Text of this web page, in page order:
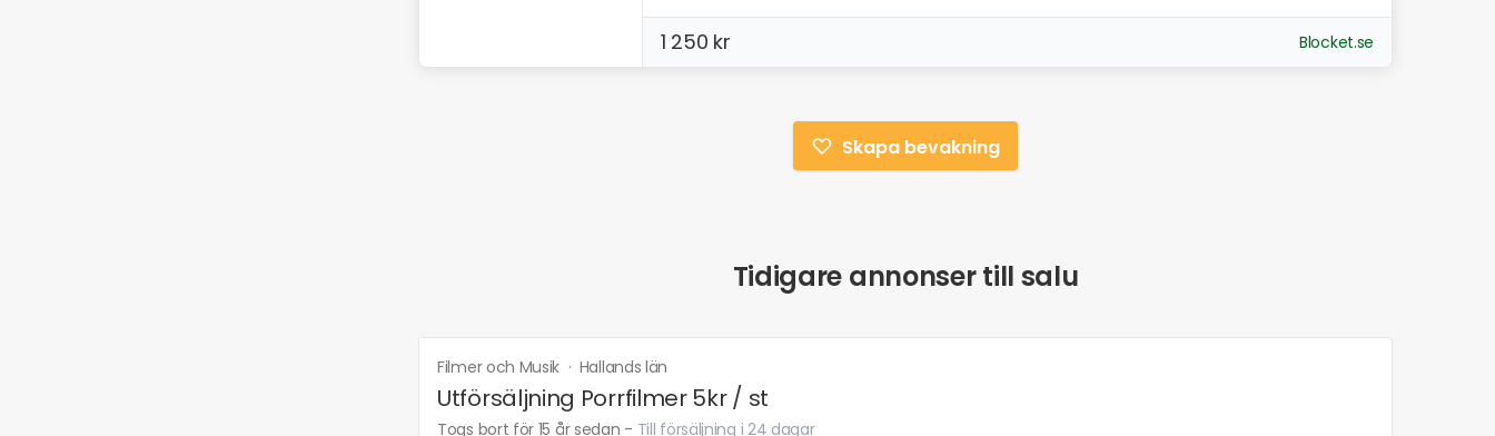
1 250 kr Blocket.se
Skapa bevakning
Tidigare annonser till salu
Filmer och Musik · Hallands län
Utförsäljning Porrfilmer 5kr / st
Togs bort för 15 år sedan - Till försäljning i 24 dagar